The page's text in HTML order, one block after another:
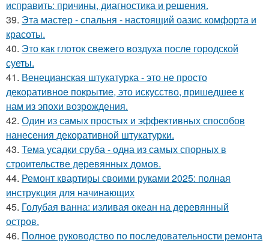
исправить: причины, диагностика и решения.
39. Эта мастер - спальня - настоящий оазис комфорта и
красоты.
40. Это как глоток свежего воздуха после городской
суеты.
41. Венецианская штукатурка - это не просто
декоративное покрытие, это искусство, пришедшее к
нам из эпохи возрождения.
42. Один из самых простых и эффективных способов
нанесения декоративной штукатурки.
43. Тема усадки сруба - одна из самых спорных в
строительстве деревянных домов.
44. Ремонт квартиры своими руками 2025: полная
инструкция для начинающих
45. Голубая ванна: изливая океан на деревянный
остров.
46. Полное руководство по последовательности ремонта